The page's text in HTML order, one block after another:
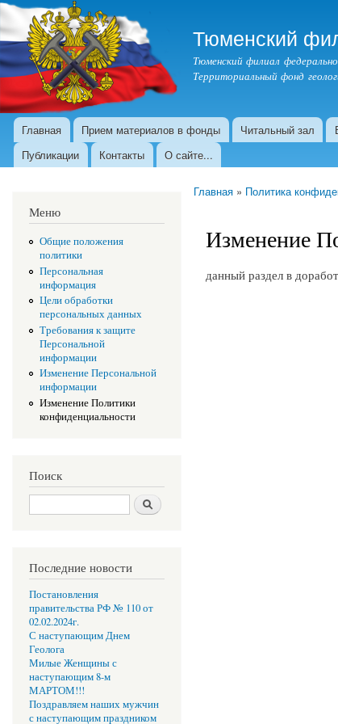
Тюменский
Тюменский филиал
Территориальный фонд
Главное меню
Главная Прием материалов в фонды Читальный зал
Публикации
Контакты О сайте...
Меню
Общие положения
политики
Персональная
информация
Цели обработки
персональных данных
Требования к защите
Персональной
информации
Изменение Персональной
информации
Изменение Политики
конфиденциальности
Поиск
Поиск
Последние новости
Постановления
правительства РФ № 110 от
02.02.2024г.
С наступающим Днем
Геолога
Милые Женщины с
наступающим 8-м
МАРТОМ!!!
Поздравляем наших мужчин
с наступающим праздником
Главная » Политика
Изменение
данный раздел в